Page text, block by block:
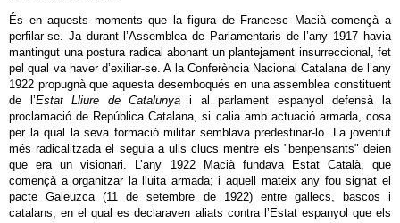
És en aquests moments que la figura de Francesc Macià començà a
perfilar-se. Ja durant l’Assemblea de Parlamentaris de l’any 1917 havia
mantingut una postura radical abonant un plantejament insurreccional, fet
pel qual va haver d’exiliar-se. A la Conferència Nacional Catalana de l’any
1922 propugnà que aquesta desemboqués en una assemblea constituent
de l’Estat Lliure de Catalunya i al parlament espanyol defensà
la
proclamació de República Catalana, si calia amb actuació armada, cosa
per la qual la seva formació militar semblava predestinar-lo. La joventut
més radicalitzada el seguia a ulls clucs mentre els "benpensants" deien
que era un visionari. L’any 1922 Macià fundava Estat Català, que
començà a organitzar la lluita armada; i aquell mateix any fou signat el
pacte Galeuzca (11 de setembre de 1922) entre gallecs, bascos i
catalans, en el qual es declaraven aliats contra l’Estat espanyol que els